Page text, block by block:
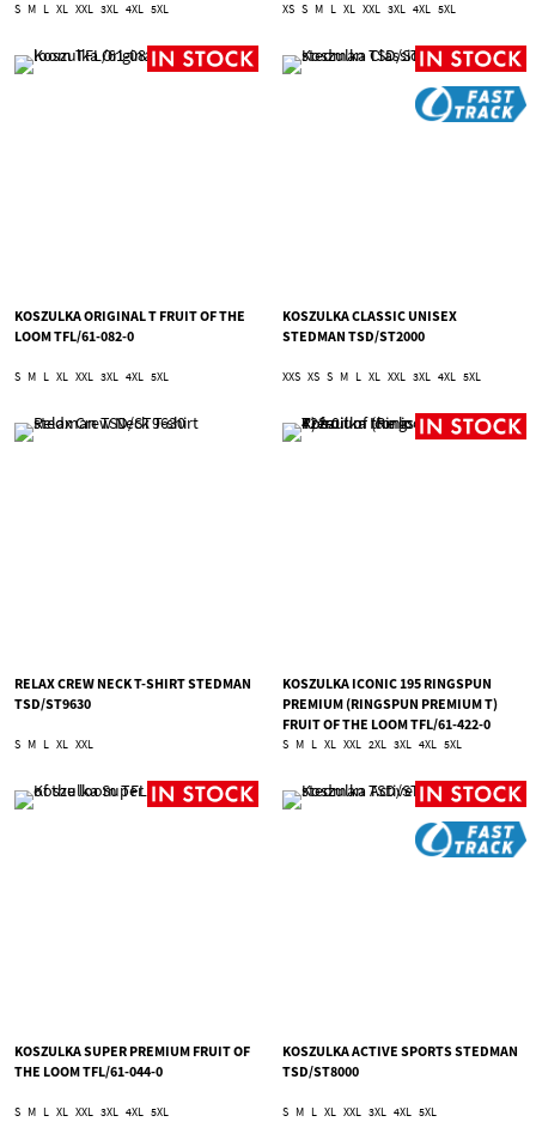
S M L XL XXL 3XL 4XL 5XL XS S M L XL XXL 3XL 4XL 5XL
KOSZULKA ORIGINAL T FRUIT OF THE
LOOM TFL/61-082-0
S M L XL XXL 3XL 4XL 5XL
KOSZULKA CLASSIC UNISEX
STEDMAN TSD/ST2000
XXS XS S M L XL XXL 3XL 4XL 5XL
RELAX CREW NECK T-SHIRT STEDMAN
TSD/ST9630
S M L XL XXL
KOSZULKA ICONIC 195 RINGSPUN
PREMIUM (RINGSPUN PREMIUM T)
FRUIT OF THE LOOM TFL/61-422-0
S M L XL XXL 2XL 3XL 4XL 5XL
KOSZULKA SUPER PREMIUM FRUIT OF
THE LOOM TFL/61-044-0
S M L XL XXL 3XL 4XL 5XL
KOSZULKA ACTIVE SPORTS STEDMAN
TSD/ST8000
S M L XL XXL 3XL 4XL 5XL